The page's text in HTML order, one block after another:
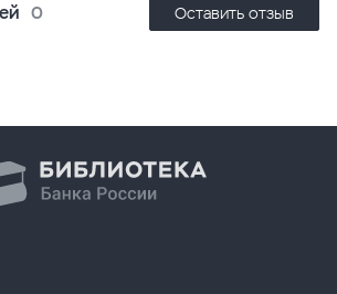
0 Оставить отзыв